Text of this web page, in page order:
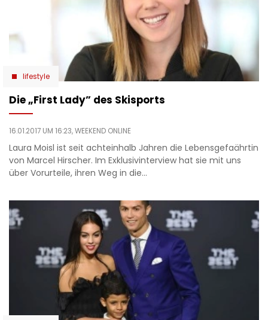
lifestyle
Die „First Lady” des Skisports
16.01.2017 UM 16:23,WEEKEND ONLINE
Laura Moisl ist seit achteinhalb Jahren die Lebensgefaährtin
von Marcel Hirscher. Im Exklusivinterview hat sie mit uns
über Vorurteile, ihren Weg in die…